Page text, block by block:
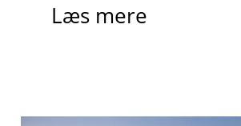
Læs mere